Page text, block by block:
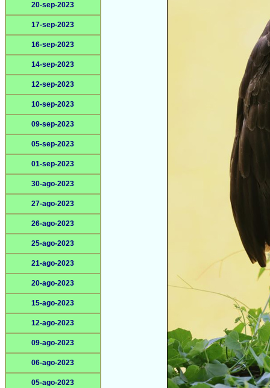
20-sep-2023
17-sep-2023
16-sep-2023
14-sep-2023
12-sep-2023
10-sep-2023
09-sep-2023
05-sep-2023
01-sep-2023
30-ago-2023
27-ago-2023
26-ago-2023
25-ago-2023
21-ago-2023
20-ago-2023
15-ago-2023
12-ago-2023
09-ago-2023
06-ago-2023
05-ago-2023